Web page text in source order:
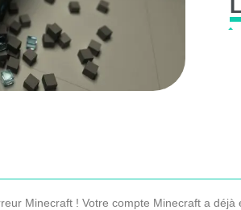
Minecraft ! Votre compte Minecraft a